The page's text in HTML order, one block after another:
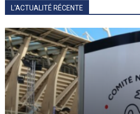
L'ACTUALITÉ RÉCENTE